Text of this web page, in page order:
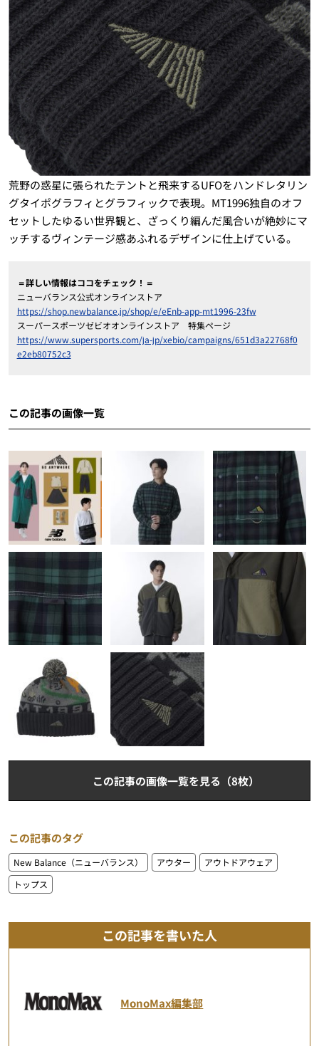
荒野の惑星に張られたテントと飛来するUFOをハンドレタリン
グタイポグラフィとグラフィックで表現。MT1996独自のオフ
セットしたゆるい世界観と、ざっくり編んだ風合いが絶妙にマ
ッチするヴィンテージ感あふれるデザインに仕上げている。
＝詳しい情報はココをチェック！＝
ニューバランス公式オンラインストア
https://shop.newbalance.jp/shop/e/eEnb-app-mt1996-23fw
スーパースポーツゼビオオンラインストア 特集ページ
https://www.supersports.com/ja-jp/xebio/campaigns/651d3a22768f0
e2eb80752c3
この記事の画像一覧
この記事の画像一覧を見る（8枚）
この記事のタグ
New Balance（ニューバランス） アウター
アウトドアウェア
トップス
この記事を書いた人
MonoMax編集部